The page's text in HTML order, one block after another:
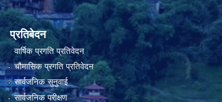
प्रतिबेदन
वार्षिक प्रगति प्रतिवेदन
चौमासिक प्रगति प्रतिवेदन
सार्वजनिक सुनुवाई
सार्वजनिक परीक्षण